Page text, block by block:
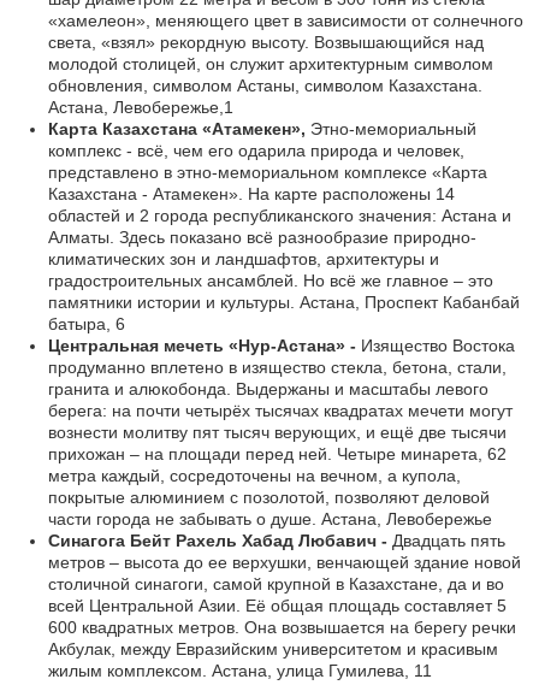
«хамелеон», меняющего цвет в зависимости от солнечного
света, «взял» рекордную высоту. Возвышающийся над
молодой столицей, он служит архитектурным символом
обновления, символом Астаны, символом Казахстана.
Астана, Левобережье,1
Карта Казахстана «Атамекен», Этно-мемориальный
комплекс - всё, чем его одарила природа и человек,
представлено в этно-мемориальном комплексе «Карта
Казахстана - Атамекен». На карте расположены 14
областей и 2 города республиканского значения: Астана и
Алматы. Здесь показано всё разнообразие природно-
климатических зон и ландшафтов, архитектуры и
градостроительных ансамблей. Но всё же главное – это
памятники истории и культуры. Астана, Проспект Кабанбай
батыра, 6
Центральная мечеть «Нур-Астана» - Изящество Востока
продуманно вплетено в изящество стекла, бетона, стали,
гранита и алюкобонда. Выдержаны и масштабы левого
берега: на почти четырёх тысячах квадратах мечети могут
вознести молитву пят тысяч верующих, и ещё две тысячи
прихожан – на площади перед ней. Четыре минарета, 62
метра каждый, сосредоточены на вечном, а купола,
покрытые алюминием с позолотой, позволяют деловой
части города не забывать о душе. Астана, Левобережье
Синагога Бейт Рахель Хабад Любавич - Двадцать пять
метров – высота до ее верхушки, венчающей здание новой
столичной синагоги, самой крупной в Казахстане, да и во
всей Центральной Азии. Её общая площадь составляет 5
600 квадратных метров. Она возвышается на берегу речки
Акбулак, между Евразийским университетом и красивым
жилым комплексом. Астана, улица Гумилева, 11